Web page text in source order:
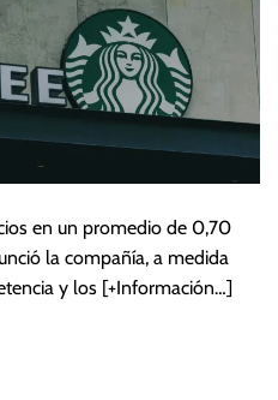
en un promedio de 0,70
la compañía, a medida
y los [+Información…]